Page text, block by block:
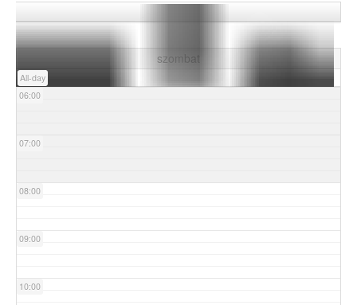
szombat
All-day
05:00
06:00
07:00
08:00
09:00
10:00